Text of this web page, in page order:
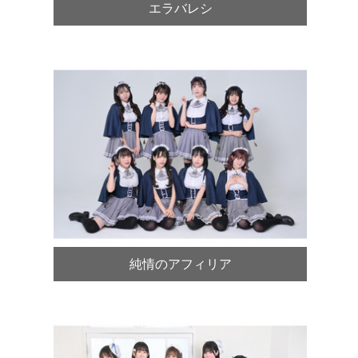
エラバレシ
純情のアフィリア